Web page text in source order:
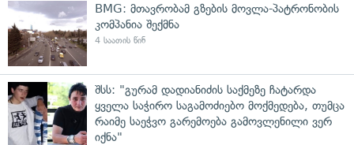
BMG: მთავრობამ გზების მოვლა-პატრონობის
კომპანია შექმნა
4 საათის წინ
შსს: "გურამ დადიანიძის საქმეზე ჩატარდა
ყველა საჭირო საგამოძიებო მოქმედება, თუმცა
რაიმე საეჭვო გარემოება გამოვლენილი ვერ
იქნა"